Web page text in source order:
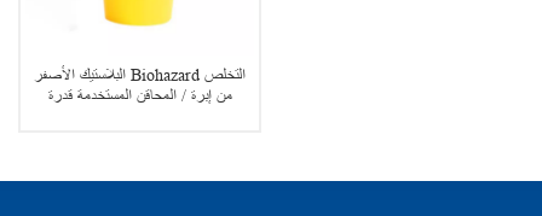
البلاستيك الأصفر Biohazard التخلص
من إبرة / المحاقن المستخدمة قدرة